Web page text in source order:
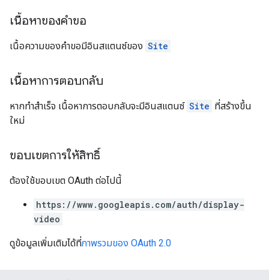
เนื้อหาของคำขอ
เนื้อความของคำขอมีอินสแตนซ์ของ Site
เนื้อหาการตอบกลับ
หากทำสำเร็จ เนื้อหาการตอบกลับจะมีอินสแตนซ์ Site ที่สร้างขึ้น
ใหม่
ขอบเขตการให้สิทธิ์
ต้องใช้ขอบเขต OAuth ต่อไปนี้
https://www.googleapis.com/auth/display-
video
ดูข้อมูลเพิ่มเติมได้ที่ภาพรวมของ OAuth 2.0